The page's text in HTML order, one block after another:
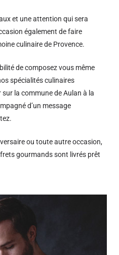
et une attention qui sera
également de faire
culinaire de Provence.
de composez vous même
spécialités culinaires
la commune de Aulan à la
d’un message
ou toute autre occasion,
gourmands sont livrés prêt